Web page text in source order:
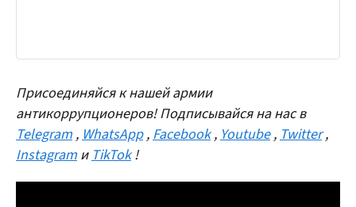
Присоединяйся к нашей армии
антикоррупционеров! Подписывайся на нас в
Telegram ,WhatsApp ,Facebook ,Youtube ,Twitter ,
Instagram иTikTok !